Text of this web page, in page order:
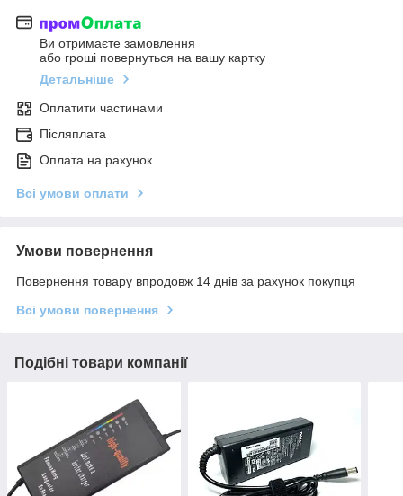
Ви отримаєте замовлення
або гроші повернуться на вашу картку
Детальніше
Оплатити частинами
Післяплата
Оплата на рахунок
Всі умови оплати
Умови повернення
Повернення товару впродовж 14 днів за рахунок покупця
Всі умови повернення
Подібні товари компанії